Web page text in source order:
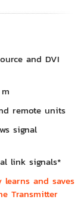
and DVI
remote units
signal
link signals*
and saves
Transmitter